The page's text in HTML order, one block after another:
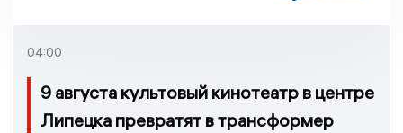
04:00
9 августа культовый кинотеатр в центре
Липецка превратят в трансформер